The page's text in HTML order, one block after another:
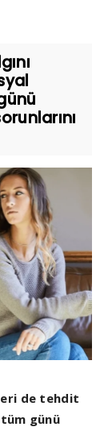
de tehdit
günü